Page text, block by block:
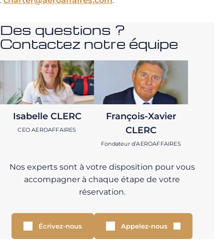
Des questions ?
Contactez notre équipe
Isabelle CLERC
CEO AEROAFFAIRES
François-Xavier
CLERC
Fondateur d’AEROAFFAIRES
Nos experts sont à votre disposition pour vous
accompagner à chaque étape de votre
réservation.
Écrivez-nous Appelez-nous